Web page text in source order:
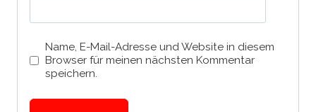
Name, E-Mail-Adresse und Website in diesem
Browser für meinen nächsten Kommentar
speichern.